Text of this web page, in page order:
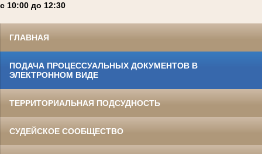
с 10:00 до 12:30
ГЛАВНАЯ
ПОДАЧА ПРОЦЕССУАЛЬНЫХ ДОКУМЕНТОВ В
ЭЛЕКТРОННОМ ВИДЕ
ТЕРРИТОРИАЛЬНАЯ ПОДСУДНОСТЬ
СУДЕЙСКОЕ СООБЩЕСТВО